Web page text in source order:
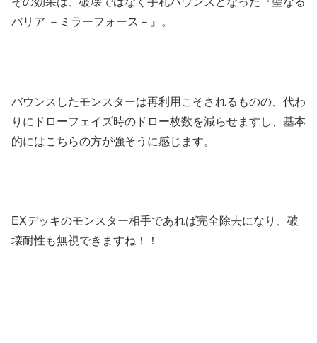
バリア －ミラーフォース－』。
バウンスしたモンスターは再利用こそされるものの、代わ
りにドローフェイズ時のドロー枚数を減らせますし、基本
的にはこちらの方が強そうに感じます。
EXデッキのモンスター相手であれば完全除去になり、破
壊耐性も無視できますね！！